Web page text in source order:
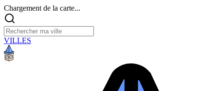
Chargement de la carte...
VILLES